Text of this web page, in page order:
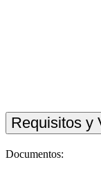
Requisitos y
Documentos: